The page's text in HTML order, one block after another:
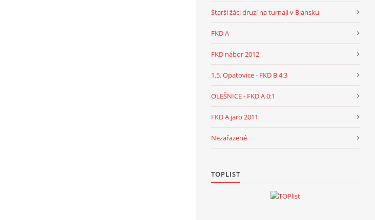
Starší žáci druzí na turnaji v Blansku
FKD A
FKD nábor 2012
1.5. Opatovice - FKD B 4:3
OLEŠNICE - FKD A 0:1
FKD A jaro 2011
Nezařazené
TOPLIST